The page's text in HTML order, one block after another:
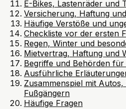
E-Bikes, Lastenräder und
Versicherung, Haftung
Häufige Verstöße und
Checkliste vor der ersten
Regen, Winter und
Mietvertrag, Haftung und
Begriffe und Behörden
Ausführliche
Zusammenspiel mit
Fußgängern
Häufige Fragen